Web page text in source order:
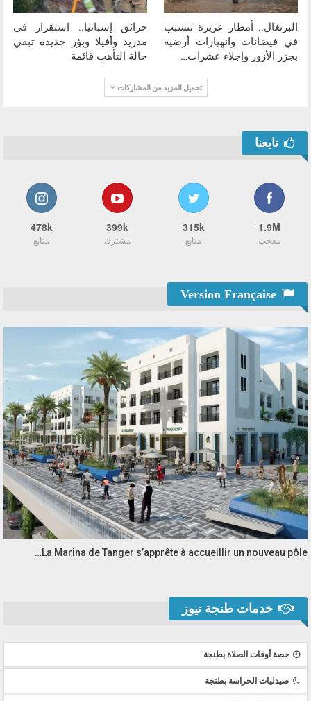
البرتغال.. أمطار غزيرة تتسبب
في فيضانات وانهيارات أرضية
بجزر الأزور وإجلاء عشرات…
حرائق إسبانيا.. استقرار في
مدريد وأفيلا وبؤر جديدة تبقي
حالة التأهب قائمة
تحميل المزيد من المشاركات
تابعنا
1.9M
معجب
315k
متابع
399k
مشترك
478k
متابع
La Marina de Tanger s’apprête à accueillir un nouveau pôle…
خدمات طنجة نيوز
حصة أوقات الصلاة بطنجة
صيدليات الحراسة بطنجة